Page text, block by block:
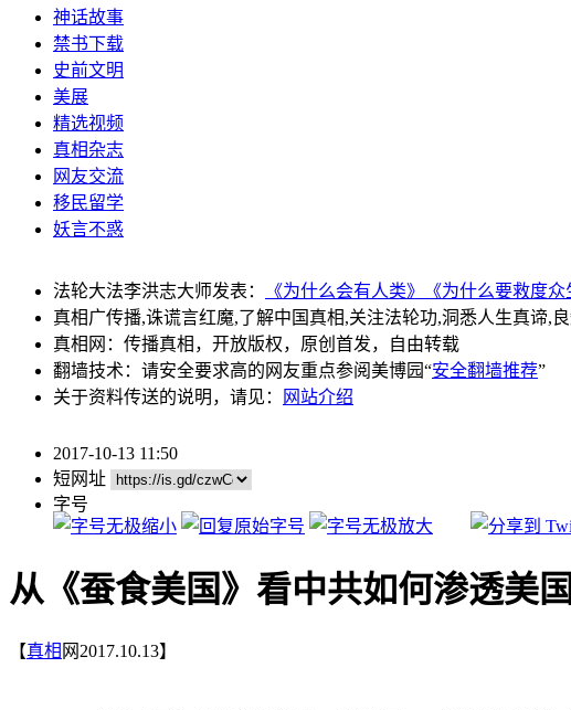
神话故事
禁书下载
史前文明
美展
精选视频
真相杂志
网友交流
移民留学
妖言不惑
法轮大法李洪志大师发表： 《为什么会有人类》 《为什么要救度众
真相广传播,诛谎言红魔,了解中国真相,关注法轮功,洞悉人生真谛,
真相网：传播真相，开放版权，原创首发，自由转载
翻墙技术：请安全要求高的网友重点参阅美博园“安全翻墙推荐”
关于资料传送的说明，请见：
网站介绍
2017-10-13 11:50
短网址
字号
从《蚕食美国》看中共如何渗透美国
【真相 网2017.10.13】